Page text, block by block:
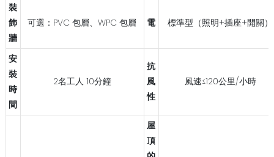
裝
飾
牆
可選：PVC 包層、WPC 包層 電 標準型（照明+插座+開關）
安
裝
時
間
2名工人 10分鐘
抗
風
性
風速≤120公里/小時
屋
頂